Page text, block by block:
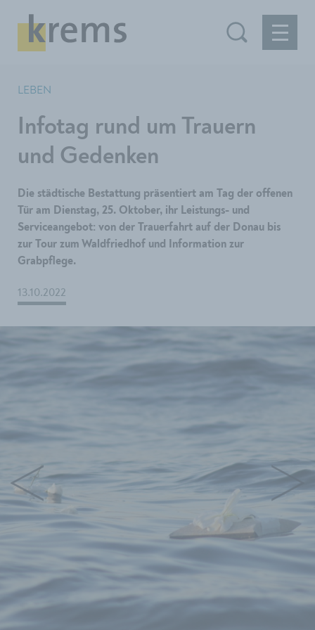
LEBEN
Infotag rund um Trauern
und Gedenken
Die städtische Bestattung präsentiert am Tag der offenen
Tür am Dienstag, 25. Oktober, ihr Leistungs- und
Serviceangebot: von der Trauerfahrt auf der Donau bis
zur Tour zum Waldfriedhof und Information zur
Grabpflege.
13.10.2022